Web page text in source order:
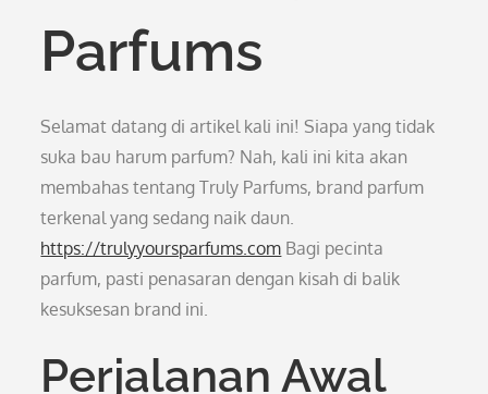
Parfums
Selamat datang di artikel kali ini! Siapa yang tidak
suka bau harum parfum? Nah, kali ini kita akan
membahas tentang Truly Parfums, brand parfum
terkenal yang sedang naik daun.
https://trulyyoursparfums.com Bagi pecinta
parfum, pasti penasaran dengan kisah di balik
kesuksesan brand ini.
Perjalanan Awal